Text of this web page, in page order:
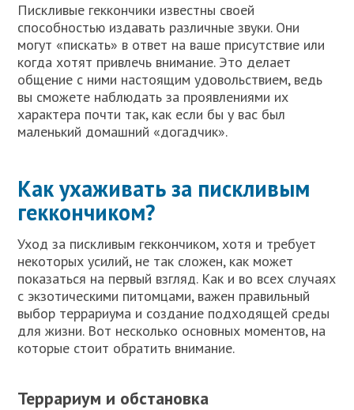
Пискливые геккончики известны своей
способностью издавать различные звуки. Они
могут «пискать» в ответ на ваше присутствие или
когда хотят привлечь внимание. Это делает
общение с ними настоящим удовольствием, ведь
вы сможете наблюдать за проявлениями их
характера почти так, как если бы у вас был
маленький домашний «догадчик».
Как ухаживать за пискливым
геккончиком?
Уход за пискливым геккончиком, хотя и требует
некоторых усилий, не так сложен, как может
показаться на первый взгляд. Как и во всех случаях
с экзотическими питомцами, важен правильный
выбор террариума и создание подходящей среды
для жизни. Вот несколько основных моментов, на
которые стоит обратить внимание.
Террариум и обстановка